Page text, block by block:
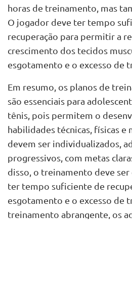
horas de treinamento, mas
O jogador deve ter tempo
recuperação para permitir a
crescimento dos tecidos
esgotamento e o excesso de
Em resumo, os planos de
são essenciais para
tênis, pois permitem o
habilidades técnicas, físicas e
devem ser individualizados,
progressivos, com metas
disso, o treinamento deve
ter tempo suficiente de
esgotamento e o excesso de
treinamento abrangente, os